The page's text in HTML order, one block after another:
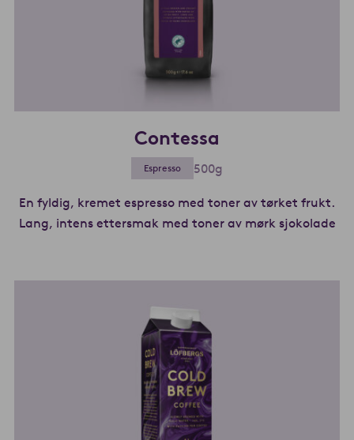
Contessa
Espresso 500g
En fyldig, kremet espresso med toner av tørket frukt.
Lang, intens ettersmak med toner av mørk sjokolade